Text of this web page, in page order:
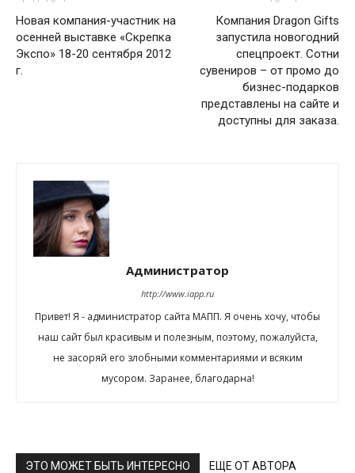
Новая компания-участник на
осенней выставке «Скрепка
Экспо» 18-20 сентября 2012
г.
Компания Dragon Gifts
запустила новогодний
спецпроект. Сотни
сувениров – от промо до
бизнес-подарков
представлены на сайте и
доступны для заказа.
Администратор
http://www.iapp.ru
Привет! Я - администратор сайта МАПП. Я очень хочу, чтобы
наш сайт был красивым и полезным, поэтому, пожалуйста,
не засоряй его злобными комментариями и всяким
мусором. Заранее, благодарна!
ЭТО МОЖЕТ БЫТЬ ИНТЕРЕСНО ЕЩЕ ОТ АВТОРА